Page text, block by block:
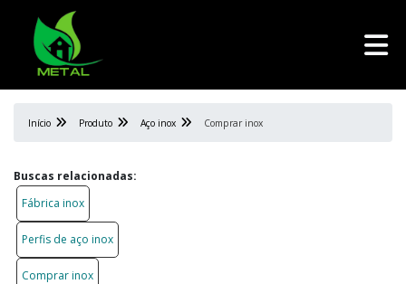
Início Produto Aço inox Comprar inox
Buscas relacionadas:
Fábrica inox
Perfis de aço inox
Comprar inox